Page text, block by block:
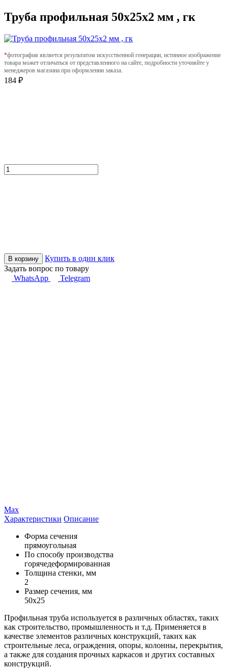
Труба профильная 50х25х2 мм , гк
*фотография является результатом искусственной генерации, истинное изображение
товара может отличаться от представленного на сайте, подробности уточняйте у
менеджеров магазина при оформлении заказа.
184 ₽
В корзину
Купить в один клик
Задать вопрос по товару
WhatsApp
Telegram
Max
Характеристики Описание
Форма сечения
прямоугольная
По способу производства
горячедеформированная
Толщина стенки, мм
2
Размер сечения, мм
50х25
Профильная труба используется в различных областях, таких
как строительство, промышленность и т.д. Применяется в
качестве элементов различных конструкций, таких как
строительные леса, ограждения, опоры, колонны, перекрытия,
а также для создания прочных каркасов и других составных
конструкций.